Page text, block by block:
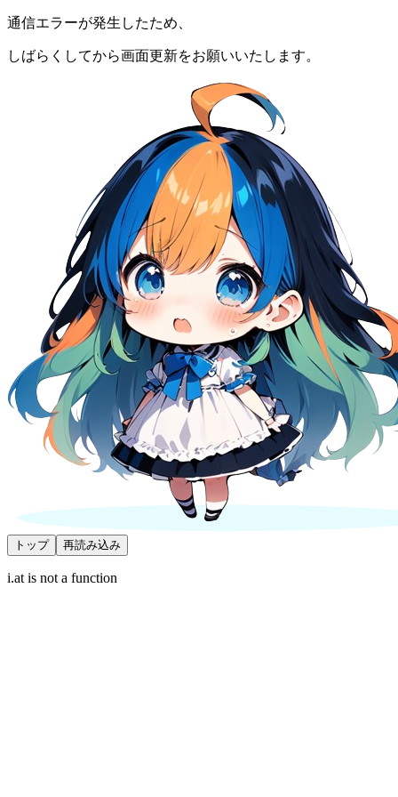
通信エラーが発生したため、
しばらくしてから画面更新をお願いいたします。
トップ 再読み込み
i.at is not a function